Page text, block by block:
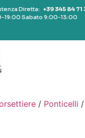
Diretta: +39 345 84 71
19:00 Sabato 9:00-13:00
/ Ponticelli